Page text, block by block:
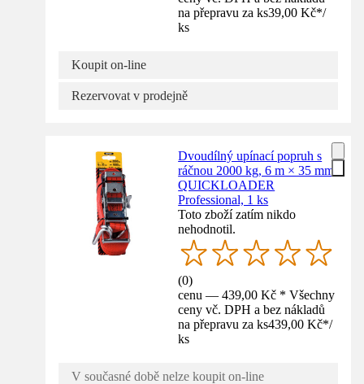
na přepravu za ks39,00 Kč*/
ks
Koupit on-line
Rezervovat v prodejně
Dvoudílný upínací popruh s
ráčnou 2000 kg, 6 m × 35 mm
QUICKLOADER
Professional, 1 ks
Toto zboží zatím nikdo
nehodnotil.
(0)
cenu — 439,00 Kč * Všechny
ceny vč. DPH a bez nákladů
na přepravu za ks439,00 Kč*/
ks
V současné době nelze koupit on-line